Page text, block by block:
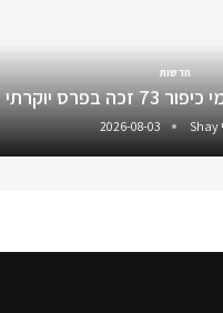
חדשות
בפרס יוקרתי
Shay
2026-08-03